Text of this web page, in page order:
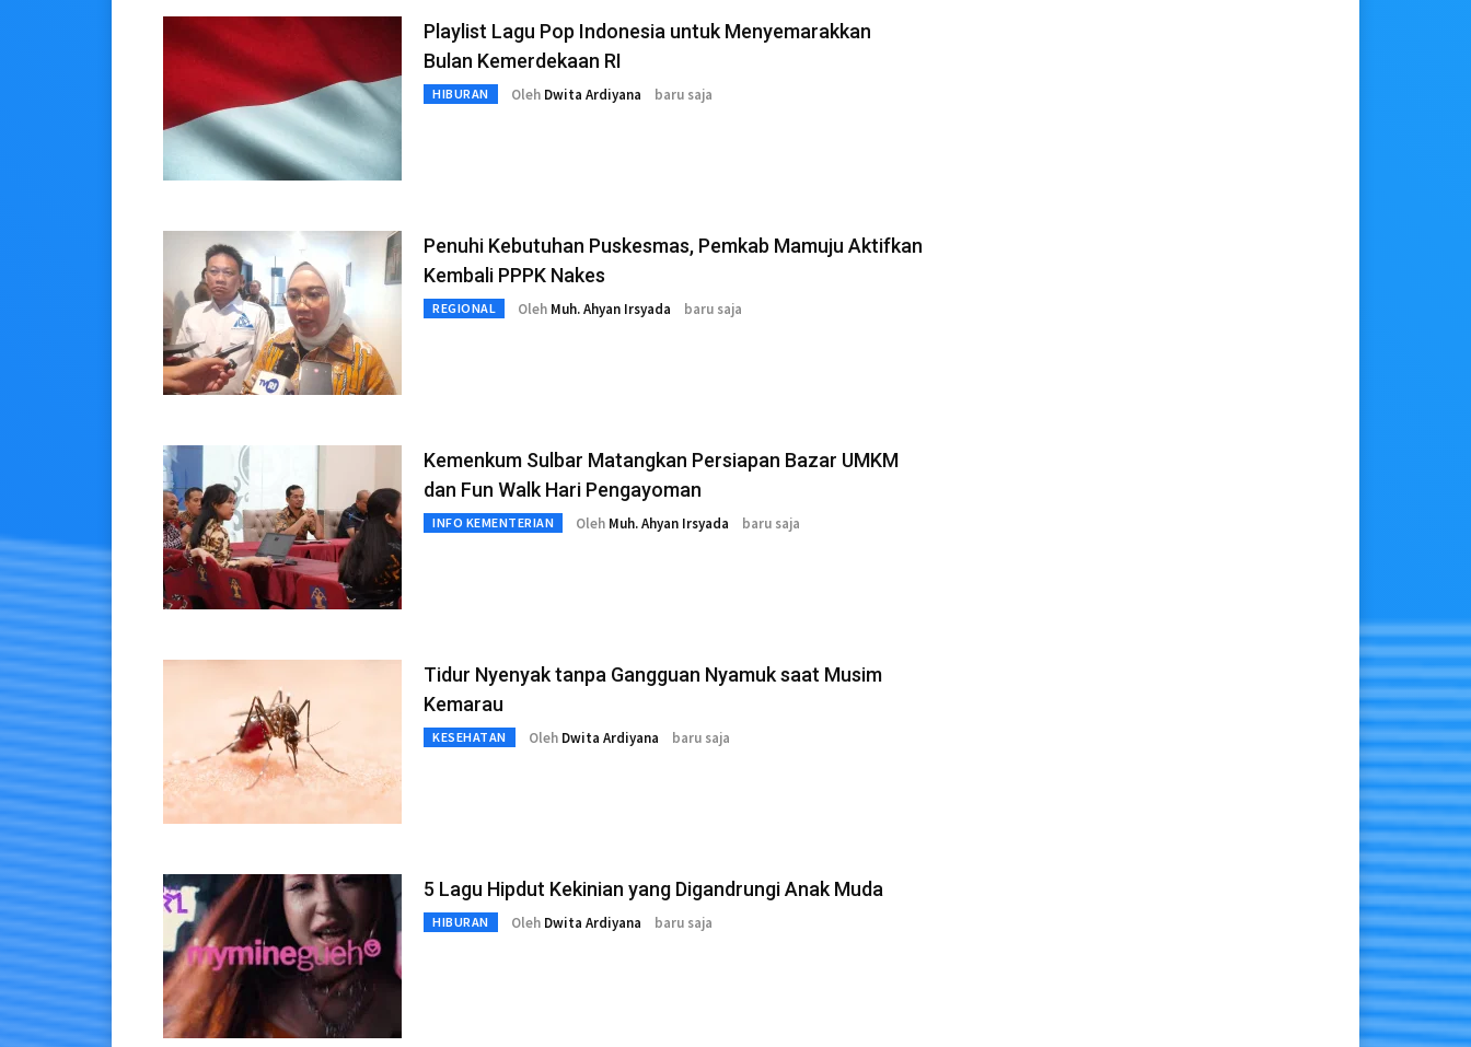
Playlist Lagu Pop Indonesia untuk Menyemarakkan
Bulan Kemerdekaan RI
HIBURAN Oleh Dwita Ardiyana baru saja
Penuhi Kebutuhan Puskesmas, Pemkab Mamuju Aktifkan
Kembali PPPK Nakes
REGIONAL Oleh Muh. Ahyan Irsyada baru saja
Kemenkum Sulbar Matangkan Persiapan Bazar UMKM
dan Fun Walk Hari Pengayoman
INFO KEMENTERIAN Oleh Muh. Ahyan Irsyada baru saja
Tidur Nyenyak tanpa Gangguan Nyamuk saat Musim
Kemarau
KESEHATAN Oleh Dwita Ardiyana baru saja
5 Lagu Hipdut Kekinian yang Digandrungi Anak Muda
HIBURAN Oleh Dwita Ardiyana baru saja